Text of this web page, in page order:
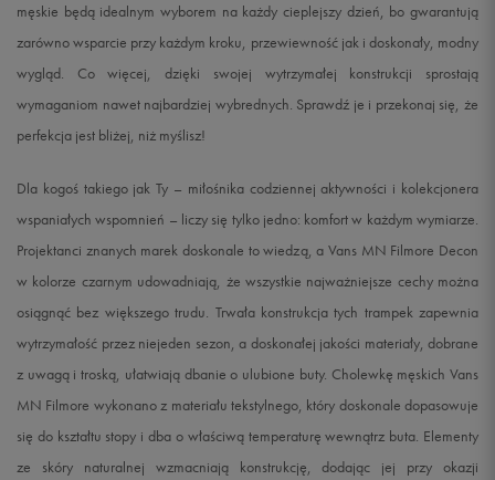
męskie będą idealnym wyborem na każdy cieplejszy dzień, bo gwarantują
zarówno wsparcie przy każdym kroku, przewiewność jak i doskonały, modny
wygląd. Co więcej, dzięki swojej wytrzymałej konstrukcji sprostają
wymaganiom nawet najbardziej wybrednych. Sprawdź je i przekonaj się, że
perfekcja jest bliżej, niż myślisz!
Dla kogoś takiego jak Ty – miłośnika codziennej aktywności i kolekcjonera
wspaniałych wspomnień – liczy się tylko jedno: komfort w każdym wymiarze.
Projektanci znanych marek doskonale to wiedzą, a Vans MN Filmore Decon
w kolorze czarnym udowadniają, że wszystkie najważniejsze cechy można
osiągnąć bez większego trudu. Trwała konstrukcja tych trampek zapewnia
wytrzymałość przez niejeden sezon, a doskonałej jakości materiały, dobrane
z uwagą i troską, ułatwiają dbanie o ulubione buty. Cholewkę męskich Vans
MN Filmore wykonano z materiału tekstylnego, który doskonale dopasowuje
się do kształtu stopy i dba o właściwą temperaturę wewnątrz buta. Elementy
ze skóry naturalnej wzmacniają konstrukcję, dodając jej przy okazji